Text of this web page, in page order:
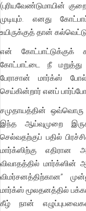
(புரியவேண்டுமாயின்
முடியும். எனது
உயிருக்குத் தான்
என் கோட்பாட்டுக்குக்
கோட்பாட்டை நீ மறுத்து
பேராசான் மார்க்ஸ்
செய்கின்றார் எனப்
சமுதாயத்தின் ஒவ்வொரு
இந்த ஆய்வுமுறை
செல்வதற்குப் பதில்
மார்க்ஸிற்கு
விவாதத்தில் மார்க்ஸின்
விமர்சனத்திற்கான”
மார்க்ஸ் மூலதனத்தில்
கீழ் நான்